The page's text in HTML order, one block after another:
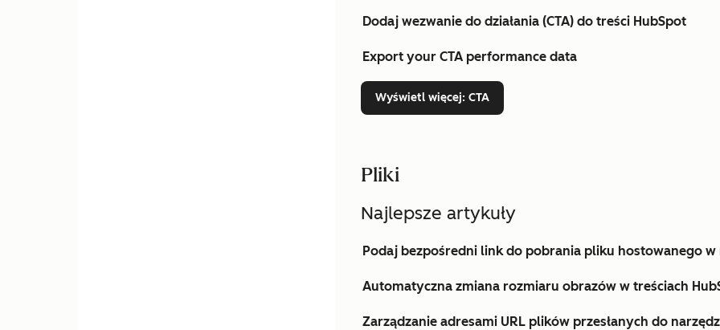
Dodaj wezwanie do działania (CTA) do treści HubSpot
Export your CTA performance data
Wyświetl więcej: CTA
Pliki
Najlepsze artykuły
Podaj bezpośredni link do pobrania pliku hostowanego
Automatyczna zmiana rozmiaru obrazów w treściach
Zarządzanie adresami URL plików przesłanych do